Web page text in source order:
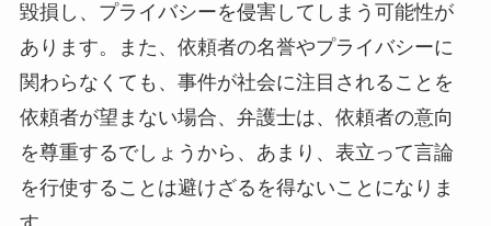
毀損し、プライバシーを侵害してしまう可能性が
あります。また、依頼者の名誉やプライバシーに
関わらなくても、事件が社会に注目されることを
依頼者が望まない場合、弁護士は、依頼者の意向
を尊重するでしょうから、あまり、表立って言論
を行使することは避けざるを得ないことになりま